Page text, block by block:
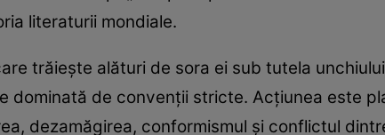
literaturii mondiale.
trăiește alături de sora ei sub tutela
dominată de convenții stricte. Acțiunea este
dezamăgirea, conformismul și conflictul